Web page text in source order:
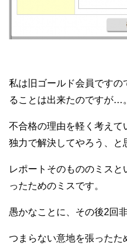
私は旧ゴールド会員です
ることは出来たのですが…。
不合格の理由を軽く考えて
独力で解決してやろう、と
レポートそのもののミス
ったためのミスです。
愚かなことに、その後2回
つまらない意地を張った